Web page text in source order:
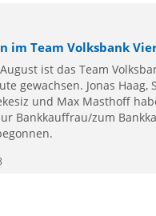
im Team Volksbank
ist das Team
gewachsen. Jonas Haag,
und Max Masthoff
Bankkauffrau/zum